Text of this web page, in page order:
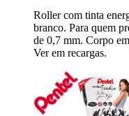
Roller com tinta
branco. Para quem
de 0,7 mm. Corpo
Ver em recargas.